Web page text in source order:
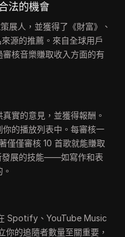
法的機會
展人，並獲得了《財富》、
源的推薦。來自全球用戶
核音樂賺取收入方面的有
實的意見，並獲得報酬。
的播放列表中。每審核一
僅僅審核 10 首歌就能賺取
發展的技能——如寫作和表
Spotify、YouTube Music
的追隨者數量至關重要，